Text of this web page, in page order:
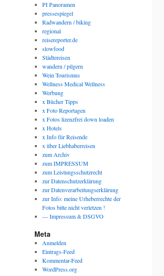
PI Panoramen
pressespiegel
Radwandern / biking
regional
reisereporter.de
slowfood
Städtereisen
wandern / pilgern
Wein Tourismus
Wellness Medical Wellness
Werbung
x Bücher Tipps
x Foto Reportagen
x Fotos lizenzfrei down loaden
x Hotels
x Info für Reisende
x über Liebhaberreisen
zum Archiv
zum IMPRESSUM
zum Leistungsschutzrecht
zur Datenschutzerklärung
zur Datenverarbeitungserklärung
zur Info: meine Urheberrechte der
Fotos bitte nicht verletzen !
— Impressum & DSGVO
Meta
Anmelden
Eintrags-Feed
Kommentar-Feed
WordPress.org